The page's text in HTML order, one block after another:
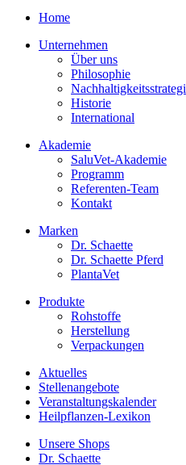
Home
Unternehmen
Über uns
Philosophie
Historie
International
Akademie
SaluVet-Akademie
Programm
Referenten-Team
Kontakt
Marken
Dr. Schaette
Dr. Schaette Pferd
PlantaVet
Produkte
Rohstoffe
Herstellung
Verpackungen
Aktuelles
Stellenangebote
Veranstaltungskalender
Heilpflanzen-Lexikon
Unsere Shops
Dr. Schaette